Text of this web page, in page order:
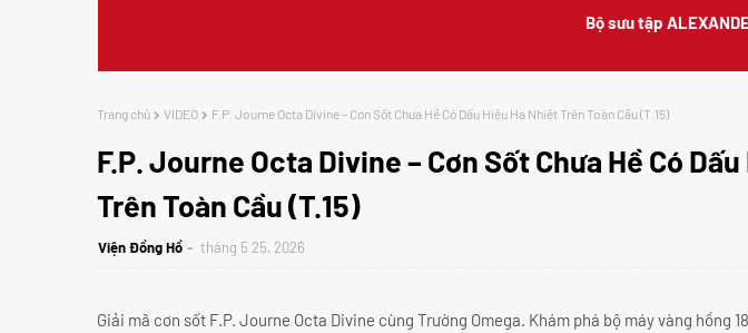
Bộ sưu tập
Trang chủ VIDEO F.P. Journe Octa Divine – Cơn Sốt Chưa Hề Có Dấu Hiệu Hạ Nhiệt Trên Toàn Cầu (T.15)
F.P. Journe Octa Divine – Cơn Sốt Chưa Hề Có
Trên Toàn Cầu (T.15)
Viện Đồng Hồ tháng 5 25, 2026
Giải mã cơn sốt F.P. Journe Octa Divine cùng Trường Omega. Khám phá bộ máy vàng hồng